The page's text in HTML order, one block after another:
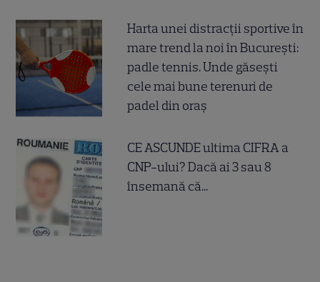
Harta unei distracții sportive în
mare trend la noi în București:
padle tennis. Unde găsești
cele mai bune terenuri de
padel din oraș
CE ASCUNDE ultima CIFRA a
CNP-ului? Dacă ai 3 sau 8
însemană că...